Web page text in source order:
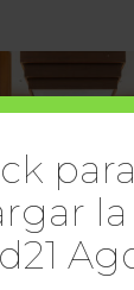
para
la